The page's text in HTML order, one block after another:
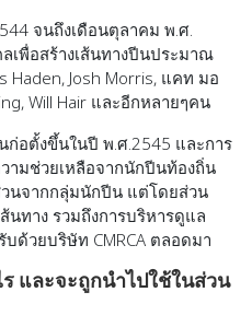
จนถึงเดือนตุลาคม พ.ศ.
พื่อสร้างเส้นทางปีนประมาณ
Haden, Josh Morris, แคท มอ
Will Hair และอีกหลายๆคน
อตั้งขึ้นในปี พ.ศ.2545 และการ
ามช่วยเหลือจากนักปีนท้องถิ่น
วนจากกลุ่มนักปีน แต่โดยส่วน
นทาง รวมถึงการบริหารดูแล
ด้วยบริษัท CMRCA ตลอดมา
และจะถูกนำไปใช้ในส่วน